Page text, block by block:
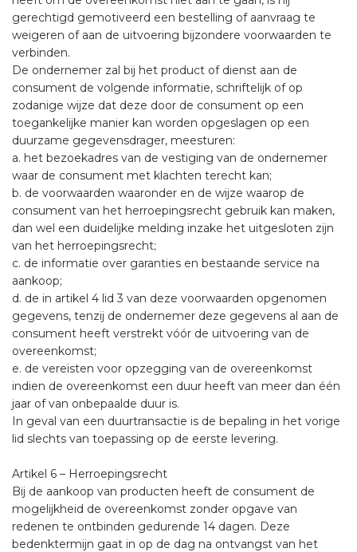
gerechtigd gemotiveerd een bestelling of aanvraag te
weigeren of aan de uitvoering bijzondere voorwaarden te
verbinden.
De ondernemer zal bij het product of dienst aan de
consument de volgende informatie, schriftelijk of op
zodanige wijze dat deze door de consument op een
toegankelijke manier kan worden opgeslagen op een
duurzame gegevensdrager, meesturen:
a. het bezoekadres van de vestiging van de ondernemer
waar de consument met klachten terecht kan;
b. de voorwaarden waaronder en de wijze waarop de
consument van het herroepingsrecht gebruik kan maken,
dan wel een duidelijke melding inzake het uitgesloten zijn
van het herroepingsrecht;
c. de informatie over garanties en bestaande service na
aankoop;
d. de in artikel 4 lid 3 van deze voorwaarden opgenomen
gegevens, tenzij de ondernemer deze gegevens al aan de
consument heeft verstrekt vóór de uitvoering van de
overeenkomst;
e. de vereisten voor opzegging van de overeenkomst
indien de overeenkomst een duur heeft van meer dan één
jaar of van onbepaalde duur is.
In geval van een duurtransactie is de bepaling in het vorige
lid slechts van toepassing op de eerste levering.
Artikel 6 – Herroepingsrecht
Bij de aankoop van producten heeft de consument de
mogelijkheid de overeenkomst zonder opgave van
redenen te ontbinden gedurende 14 dagen. Deze
bedenktermijn gaat in op de dag na ontvangst van het